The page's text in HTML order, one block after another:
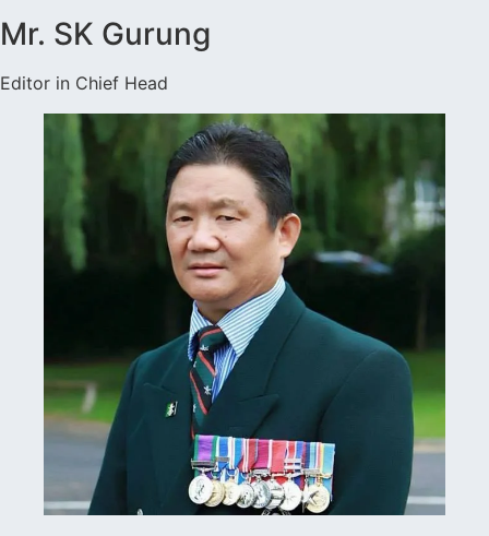
Mr. SK Gurung
Editor in Chief Head